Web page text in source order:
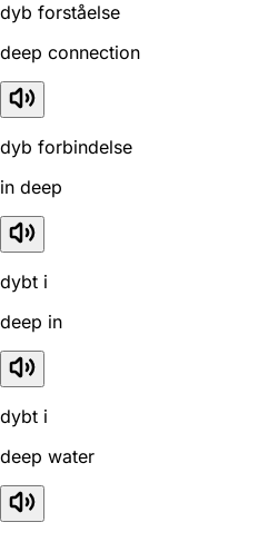
dyb forståelse
deep connection
dyb forbindelse
in deep
dybt i
deep in
dybt i
deep water